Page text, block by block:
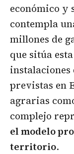
económico y
contempla
millones de
que sitúa
instalaciones
previstas en
agrarias
complejo
el modelo
territorio.